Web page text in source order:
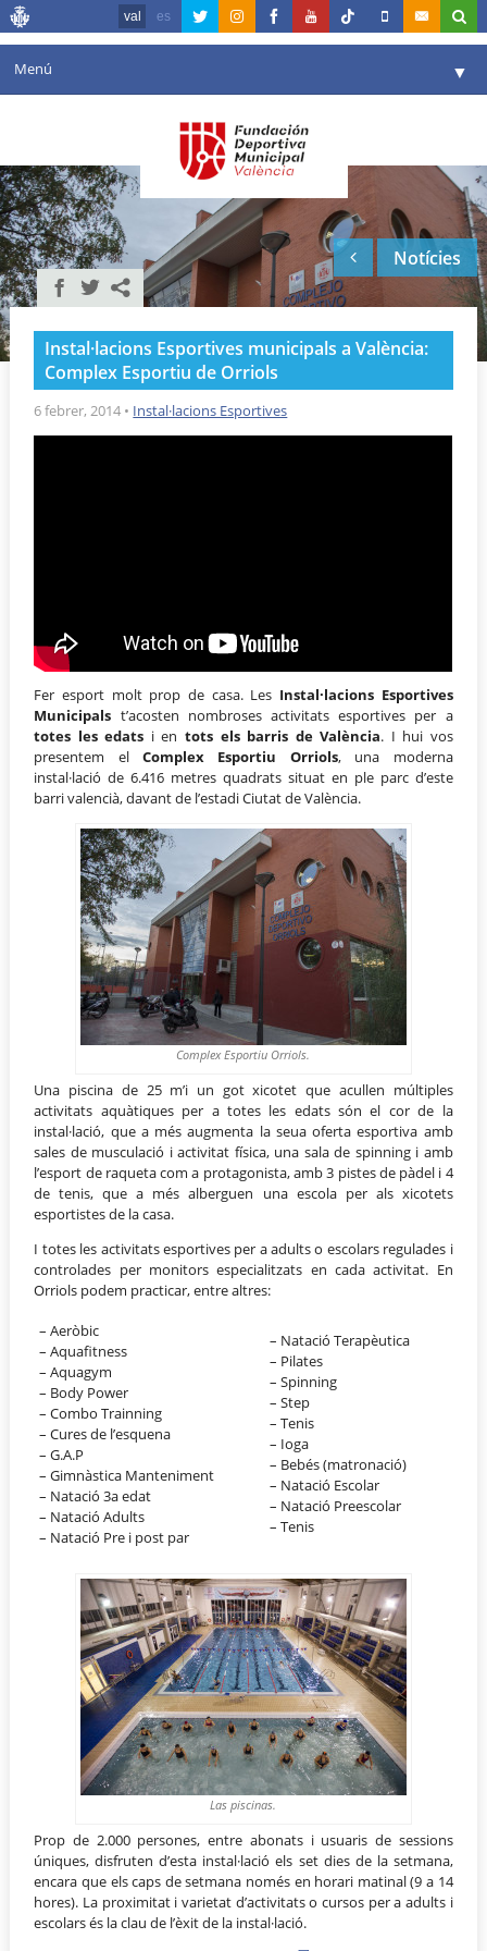
val es
Menú ▼
Agenda
Instal·lacions ▼
Comunicació ▼
València en esport
Portal de Transparència
Reserves
Notícies
Instal·lacions Esportives municipals a València:
Complex Esportiu de Orriols
6 febrer, 2014 • Instal·lacions Esportives
Fer esport molt prop de casa. Les Instal·lacions Esportives
Municipals t’acosten nombroses activitats esportives per a
totes les edats i en tots els barris de València. I hui vos
presentem elComplex Esportiu Orriols, una moderna
instal·lació de 6.416 metres quadrats situat en ple parc d’este
barri valencià, davant de l’estadi Ciutat de València.
Complex Esportiu Orriols.
Una piscina de 25 m’i un got xicotet que acullen múltiples
activitats aquàtiques per a totes les edats són el cor de la
instal·lació, que a més augmenta la seua oferta esportiva amb
sales de musculació i activitat física, una sala de spinning i amb
l’esport de raqueta com a protagonista, amb 3 pistes de pàdel i 4
de tenis, que a més alberguen una escola per als xicotets
esportistes de la casa.
I totes les activitats esportives per a adults o escolars regulades i
controlades per monitors especialitzats en cada activitat. En
Orriols podem practicar, entre altres:
– Aeròbic
– Aquafitness
– Aquagym
– Body Power
– Combo Trainning
– Cures de l’esquena
– G.A.P
– Gimnàstica Manteniment
– Natació 3a edat
– Natació Adults
– Natació Pre i post par
– Natació Terapèutica
– Pilates
– Spinning
– Step
– Tenis
– Ioga
– Bebés (matronació)
– Natació Escolar
– Natació Preescolar
– Tenis
Las piscinas.
Prop de 2.000 persones, entre abonats i usuaris de sessions
úniques, disfruten d’esta instal·lació els set dies de la setmana,
encara que els caps de setmana només en horari matinal (9 a 14
hores). La proximitat i varietat d’activitats o cursos per a adults i
escolars és la clau de l’èxit de la instal·lació.